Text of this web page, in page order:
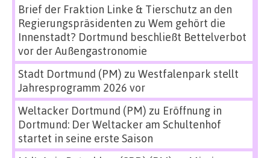
Brief der Fraktion Linke & Tierschutz an den
Regierungspräsidenten zu Wem gehört die
Innenstadt? Dortmund beschließt Bettelverbot
vor der Außengastronomie
Stadt Dortmund (PM) zu Westfalenpark stellt
Jahresprogramm 2026 vor
Weltacker Dortmund (PM) zu Eröffnung in
Dortmund: Der Weltacker am Schultenhof
startet in seine erste Saison